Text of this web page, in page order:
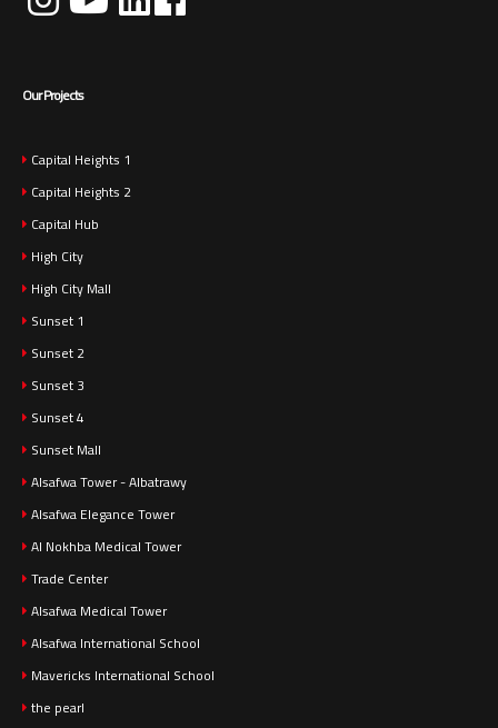
Our Projects
Capital Heights 1
Capital Heights 2
Capital Hub
High City
High City Mall
Sunset 1
Sunset 2
Sunset 3
Sunset 4
Sunset Mall
Alsafwa Tower - Albatrawy
Alsafwa Elegance Tower
Al Nokhba Medical Tower
Trade Center
Alsafwa Medical Tower
Alsafwa International School
Mavericks International School
the pearl